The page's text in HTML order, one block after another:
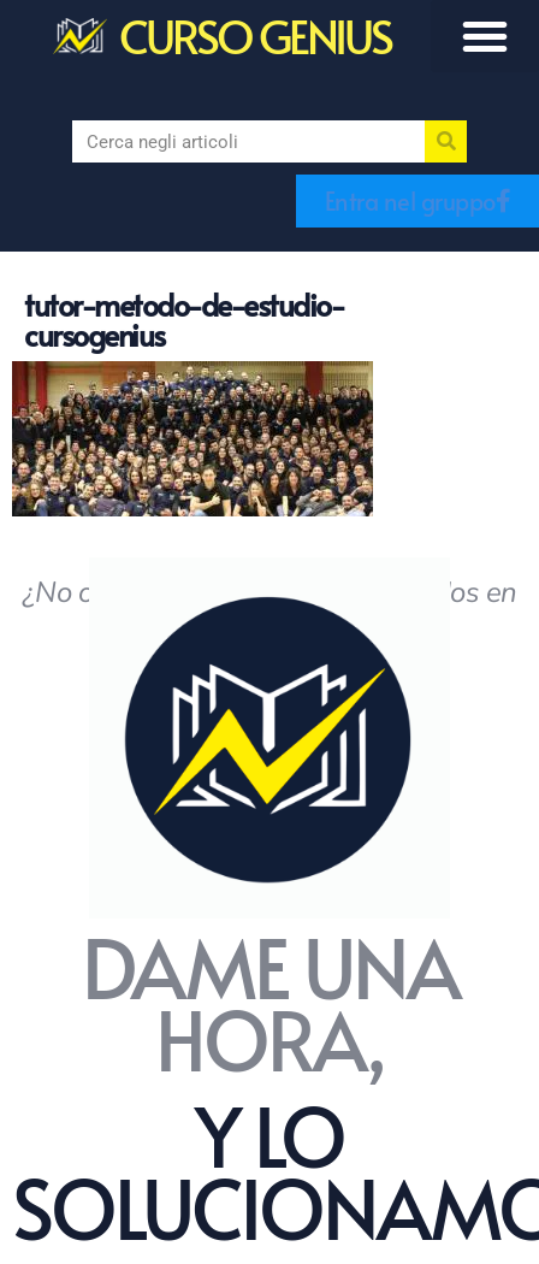
CURSO GENIUS
Entra nel gruppo
tutor-metodo-de-estudio-
cursogenius
¿No obtiene los resultados deseados en
el estudio?
DAME UNA
HORA,
Y LO